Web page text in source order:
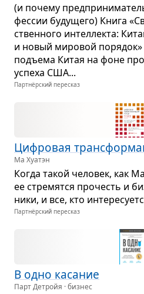
(и почему
фес­сии буду­щего) Книга
ствен­ного интел­лекта:
и новый миро­вой
подъема Китая на фоне
успеха США...
Партнёрский пересказ
Циф­ро­вая
Ма Хуатэн
Когда такой чело­век, как
ее стре­мятся про­честь и
ники, и все, кто
Партнёрский пересказ
В одно каса­ние
Парт Детройя · бизнес